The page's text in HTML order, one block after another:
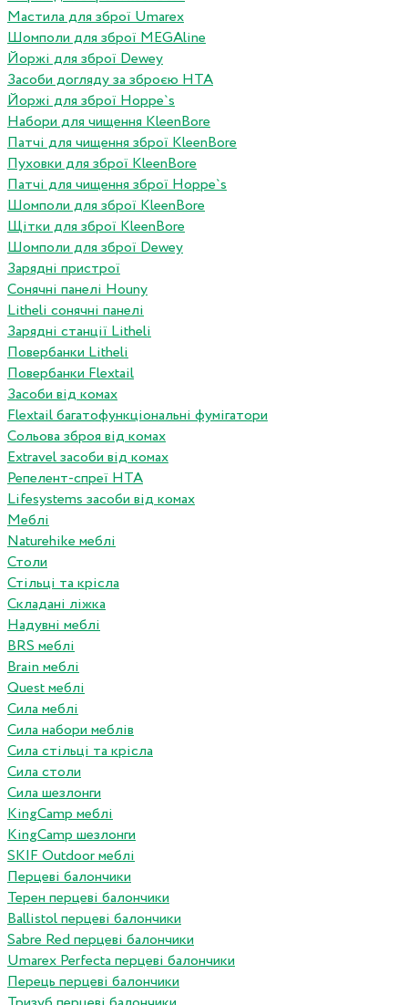
Мастила для зброї Umarex
Шомполи для зброї MEGAline
Йоржі для зброї Dewey
Засоби догляду за зброєю HTA
Йоржі для зброї Hoppe`s
Набори для чищення KleenBore
Патчі для чищення зброї KleenBore
Пуховки для зброї KleenBore
Патчі для чищення зброї Hoppe`s
Шомполи для зброї KleenBore
Щітки для зброї KleenBore
Шомполи для зброї Dewey
Зарядні пристрої
Сонячні панелі Houny
Litheli сонячні панелі
Зарядні станції Litheli
Повербанки Litheli
Повербанки Flextail
Засоби від комах
Flextail багатофункціональні фумігатори
Сольова зброя від комах
Extravel засоби від комах
Репелент-спреї HTA
Lifesystems засоби від комах
Меблі
Naturehike меблі
Столи
Стільці та крісла
Складані ліжка
Надувні меблі
BRS меблі
Brain меблі
Quest меблі
Сила меблі
Сила набори меблів
Сила стільці та крісла
Сила столи
Сила шезлонги
KingCamp меблі
KingCamp шезлонги
SKIF Outdoor меблі
Перцеві балончики
Терен перцеві балончики
Ballistol перцеві балончики
Sabre Red перцеві балончики
Umarex Perfecta перцеві балончики
Перець перцеві балончики